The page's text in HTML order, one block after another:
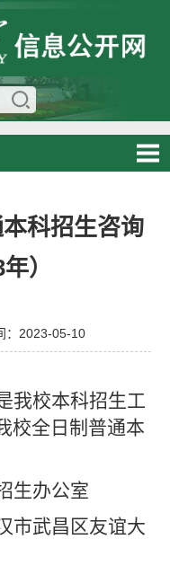
科招生咨询
）
：2023-05-10
我校本科招生工
校全日制普通本
生办公室
市武昌区友谊大